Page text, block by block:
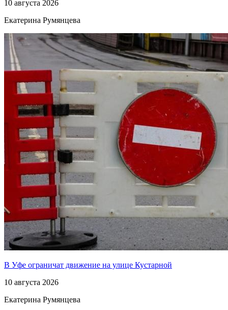
10 августа 2026
Екатерина Румянцева
В Уфе ограничат движение на улице Кустарной
10 августа 2026
Екатерина Румянцева